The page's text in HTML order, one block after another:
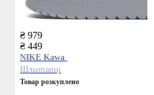
₴ 979
₴ 449
NIKE Kawa
Шльопанці
Товар розкуплено